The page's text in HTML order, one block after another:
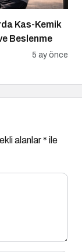
Kas-Kemik
Beslenme
5 ay önce
alanlar* ile